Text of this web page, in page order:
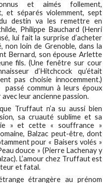
et aimés follement,
et séparés violemment, sept
destin va les remettre en
Philippe Bauchard (Henri
lui fait la surprise d’acheter
non loin de Grenoble, dans la
Bernard, son épouse Arlette
fils. (Une fenêtre sur cour
d’Hitchcock qu’était
pas choisie innocemment.)
commun à leurs époux
leur ancienne passion.
Truffaut n’a su aussi bien
sa cruauté sublime et sa
» et cette « souffrance »
Balzac peut-être, dont
pour « Baisers volés »
douce » (Pierre Lachenay y
L’amour chez Truffaut est
et fatal.
étrangère au prénom